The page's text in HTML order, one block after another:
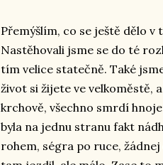
Přemýšlím, co se ještě dělo v
Nastěhovali jsme se do té
tím velice statečně. Také
život si žijete ve velkoměstě,
krchově, všechno smrdí
byla na jednu stranu fakt
rohem, ségra po ruce,